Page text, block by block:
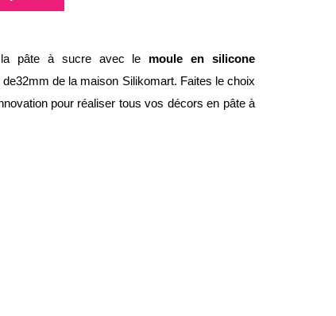
la pâte à sucre avec le moule en silicone
de la maison Silikomart. Faites le choix
pour réaliser tous vos décors en pâte à